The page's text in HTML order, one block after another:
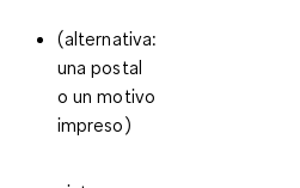
(alternativa:
una postal
o un motivo
impreso)